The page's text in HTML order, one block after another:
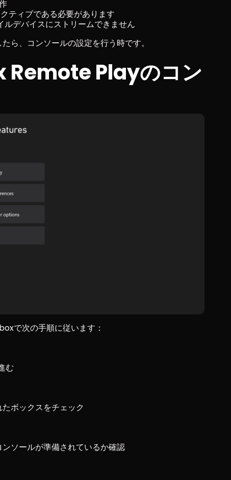
ティブである必要があります
デバイスにストリームできません
ら、コンソールの設定を行う時です。
Remote Playのコン
で次の手順に従います：
む
ボックスをチェック
ソールが準備されているか確認